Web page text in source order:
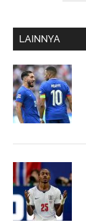
LAINNYA